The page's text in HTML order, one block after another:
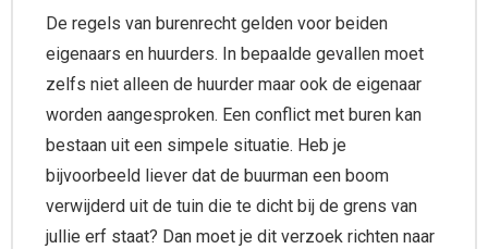
De regels van burenrecht gelden voor beiden
eigenaars en huurders. In bepaalde gevallen moet
zelfs niet alleen de huurder maar ook de eigenaar
worden aangesproken. Een conflict met buren kan
bestaan uit een simpele situatie. Heb je
bijvoorbeeld liever dat de buurman een boom
verwijderd uit de tuin die te dicht bij de grens van
jullie erf staat? Dan moet je dit verzoek richten naar